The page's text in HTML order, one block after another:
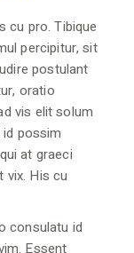
cu pro. Tibique
percipitur, sit
postulant
oratio
vis elit solum
possim
at graeci
vix. His cu
consulatu id
Essent